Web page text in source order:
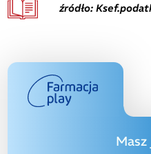
źródło:
Masz